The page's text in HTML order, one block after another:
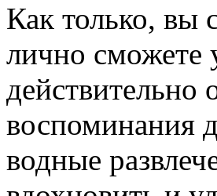
Как только, вы
лично сможете
действительно
воспоминания
водные